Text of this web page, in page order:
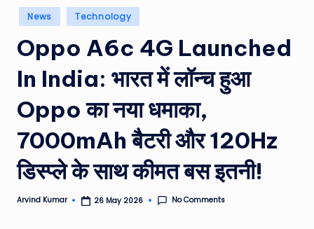
e
c
h
&
M
o
vi
e
N
Posted
in
News Technology
Oppo A6c 4G Launched
In India: भारत में लॉन्च हुआ
Oppo का नया धमाका,
7000mAh बैटरी और 120Hz
डिस्प्ले के साथ कीमत बस इतनी!
Posted
Arvind Kumar 26 May 2026 No Comments